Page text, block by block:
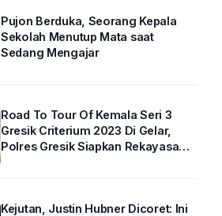
Pujon Berduka, Seorang Kepala
Sekolah Menutup Mata saat
Sedang Mengajar
Road To Tour Of Kemala Seri 3
Gresik Criterium 2023 Di Gelar,
Polres Gresik Siapkan Rekayasa
Kejutan, Justin Hubner Dicoret: Ini